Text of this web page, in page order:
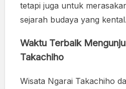
tetapi juga untuk
sejarah budaya yang kental.
Waktu Terbaik
Takachiho
Wisata Ngarai Takachiho